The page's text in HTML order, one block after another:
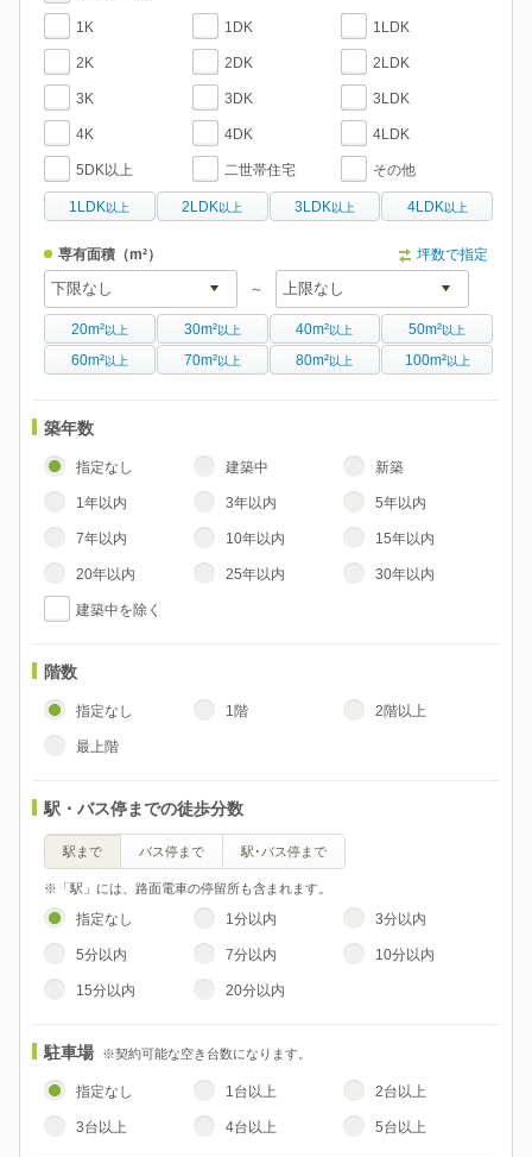
1K 1DK 1LDK
2K 2DK 2LDK
3K 3DK 3LDK
4K 4DK 4LDK
5DK以上 二世帯住宅 その他
1LDK 以上 2LDK 以上 3LDK 以上 4LDK 以上
専有面積（m²） 坪数で指定
～
20m²以上 30m²以上 40m²以上 50m²以上
60m²以上 70m²以上 80m²以上 100m²以上
築年数
指定なし 建築中 新築
1年以内 3年以内 5年以内
7年以内 10年以内 15年以内
20年以内 25年以内 30年以内
建築中を除く
階数
指定なし 1階 2階以上
最上階
駅・バス停までの徒歩分数
駅まで バス停まで 駅･バス停まで
指定なし 1分以内 3分以内
5分以内 7分以内 10分以内
15分以内 20分以内
※「駅」には、路面電車の停留所も含まれます。
駐車場 ※契約可能な空き台数になります。
指定なし 1台以上 2台以上
3台以上 4台以上 5台以上